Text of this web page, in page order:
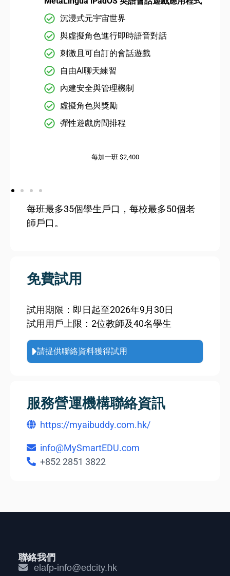
沉浸式元宇宙世界
與虛擬角色進行即時語音對話
刺激且可自訂的會話遊戲
自由AI聊天練習
內建安全與管理機制
虛擬角色與獎勵
彈性遊戲房間排程
每加一班 $2,400
每班最多35個學生戶口，每校最多50個老
師戶口。
免費試用
試用期限：即日起至2026年9月30日
試用用戶上限：2位教師及40名學生
請提供聯絡資料獲得試用
服務營運機構聯絡資訊
https://myaibuddy.com.hk/
info@MySmartEDU.com
+852 2851 3822
聯絡我們
elafp-info@edcity.hk